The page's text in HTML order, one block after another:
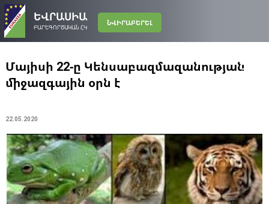
ԵՎՐԱՍԻԱ
ԲԱՐԵԳՈՐԾԱԿԱՆ ՀԿ
ՆՎԻՐԱԲԵՐԵԼ
Մայիսի 22-ը Կենսաբազմազանության
միջազգային օրն է
22.05.2020